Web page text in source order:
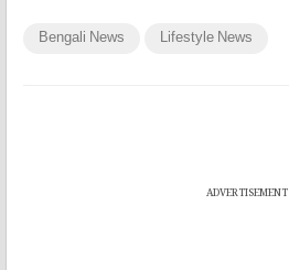
Bengali News Lifestyle News
ADVERTISEMENT